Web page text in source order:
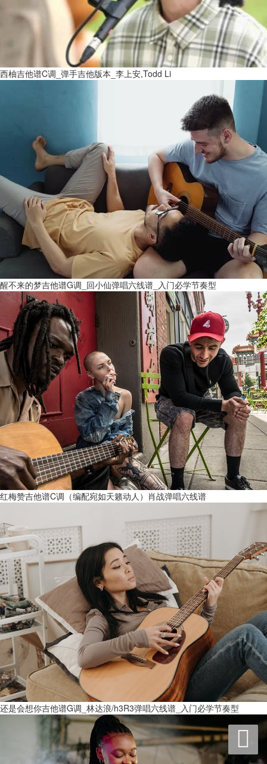
西柚吉他谱C调_弹手吉他版本_李上安,Todd Li
醒不来的梦吉他谱G调_回小仙弹唱六线谱_入门必学节奏型
红梅赞吉他谱C调（编配宛如天籁动人）肖战弹唱六线谱
还是会想你吉他谱G调_林达浪/h3R3弹唱六线谱_入门必学节奏型
